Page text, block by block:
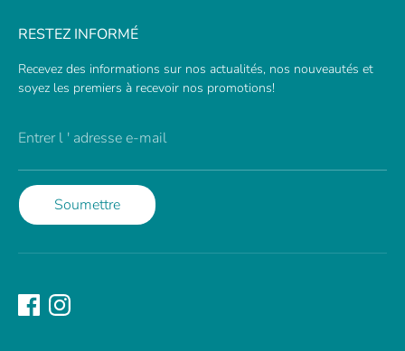
RESTEZ INFORMÉ
Recevez des informations sur nos actualités, nos nouveautés et
soyez les premiers à recevoir nos promotions!
Entrer l ' adresse e-mail
Soumettre